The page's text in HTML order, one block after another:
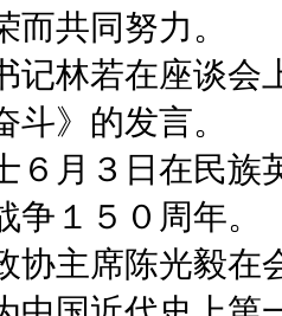
共同努力。
记林若在座谈会
斗》的发言。
６月３日在民
１５０周年。
协主席陈光毅在